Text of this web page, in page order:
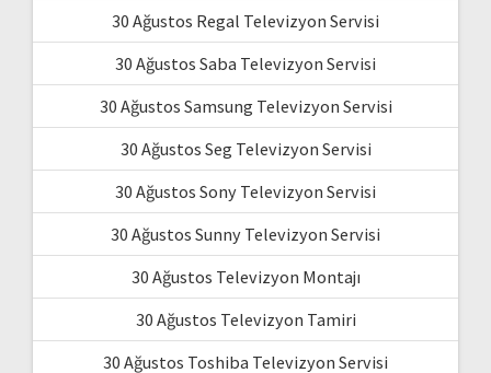
30 Ağustos Regal Televizyon Servisi
30 Ağustos Saba Televizyon Servisi
30 Ağustos Samsung Televizyon Servisi
30 Ağustos Seg Televizyon Servisi
30 Ağustos Sony Televizyon Servisi
30 Ağustos Sunny Televizyon Servisi
30 Ağustos Televizyon Montajı
30 Ağustos Televizyon Tamiri
30 Ağustos Toshiba Televizyon Servisi